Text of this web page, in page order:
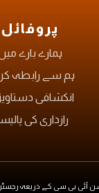
پروفائل
ہمارے بارے
ہم سے رابطہ
انکشافی
رازداری کی
آفس گراؤنڈ فلور، دی سوتھبی بلڈنگ، روڈنی بے، گراس-